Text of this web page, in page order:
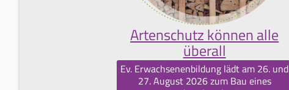
Artenschutz können alle
überall
Ev. Erwachsenenbildung lädt am 26. und
27. August 2026 zum Bau eines